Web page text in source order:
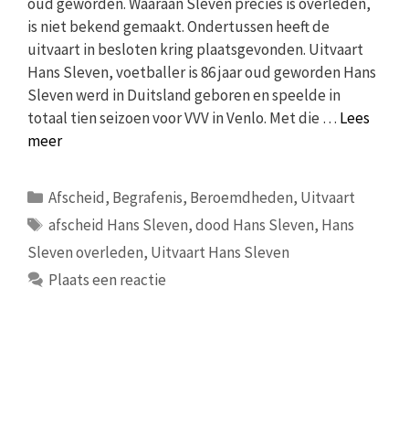
is niet bekend gemaakt. Ondertussen heeft de
uitvaart in besloten kring plaatsgevonden. Uitvaart
Hans Sleven, voetballer is 86 jaar oud geworden Hans
Sleven werd in Duitsland geboren en speelde in
totaal tien seizoen voor VVV in Venlo. Met die … Lees
meer
Categorieën
Afscheid, Begrafenis, Beroemdheden, Uitvaart
Tags
afscheid Hans Sleven,dood Hans Sleven, Hans
Sleven overleden, Uitvaart Hans Sleven
Plaats een reactie